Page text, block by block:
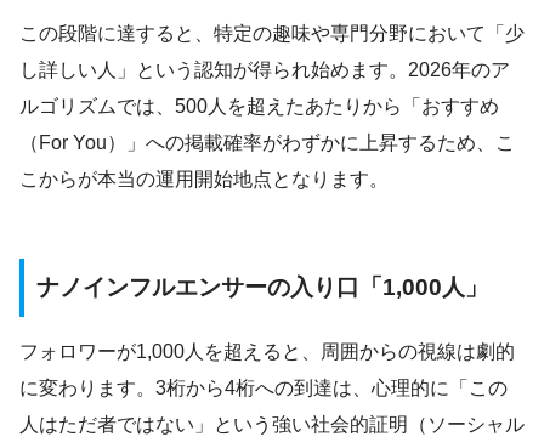
この段階に達すると、特定の趣味や専門分野において「少
し詳しい人」という認知が得られ始めます。2026年のア
ルゴリズムでは、500人を超えたあたりから「おすすめ
（For You）」への掲載確率がわずかに上昇するため、こ
こからが本当の運用開始地点となります。
ナノインフルエンサーの入り口「1,000人」
フォロワーが1,000人を超えると、周囲からの視線は劇的
に変わります。3桁から4桁への到達は、心理的に「この
人はただ者ではない」という強い社会的証明（ソーシャル